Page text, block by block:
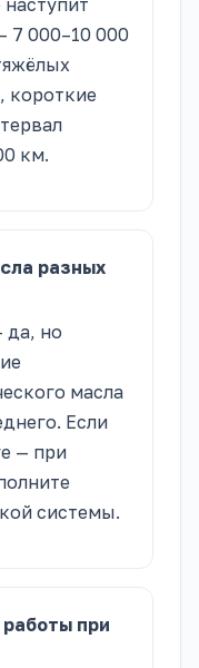
7 000–10 000
короткие
км.
разных
да, но
масла
Если
— при
системы.
при